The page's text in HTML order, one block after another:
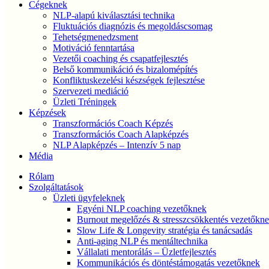
Cégeknek
NLP-alapú kiválasztási technika
Fluktuációs diagnózis és megoldáscsomag
Tehetségmenedzsment
Motiváció fenntartása
Vezetői coaching és csapatfejlesztés
Belső kommunikáció és bizalomépítés
Konfliktuskezelési készségek fejlesztése
Szervezeti mediáció
Üzleti Tréningek
Képzések
Transzformációs Coach Képzés
Transzformációs Coach Alapképzés
NLP Alapképzés – Intenzív 5 nap
Média
Rólam
Szolgáltatások
Üzleti ügyfeleknek
Egyéni NLP coaching vezetőknek
Burnout megelőzés & stresszcsökkentés
Slow Life & Longevity stratégia és tanácsadás
Anti-aging NLP és mentáltechnika
Vállalati mentorálás – Üzletfejlesztés
Kommunikációs és döntéstámogatás vezetőknek